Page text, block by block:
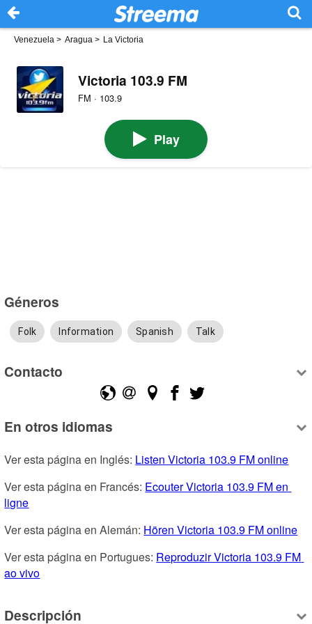
Venezuela > Aragua > La Victoria
Victoria 103.9 FM
FM · 103.9
Play
Géneros
Folk Information Spanish Talk
Contacto
En otros idiomas
Ver esta página en Inglés: Listen Victoria 103.9 FM online
Ver esta página en Francés: Ecouter Victoria 103.9 FM en
ligne
Ver esta página en Alemán: Hören Victoria 103.9 FM online
Ver esta página en Portugues: Reproduzir Victoria 103.9 FM
ao vivo
Descripción